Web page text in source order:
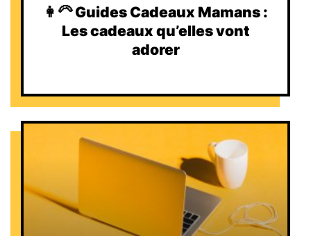
👩‍🦳 Guides Cadeaux Mamans :
Les cadeaux qu’elles vont
adorer